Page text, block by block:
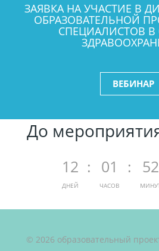
ЗАЯВКА НА УЧАСТИЕ В
ОБРАЗОВАТЕЛЬНОЙ
СПЕЦИАЛИСТОВ В
ВЕБИНАР
До
12
ДНЕЙ
: 01
ЧАСОВ
: 52
© 2026 образовательный